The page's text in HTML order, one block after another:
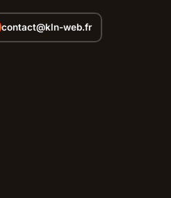
contact@kln-web.fr